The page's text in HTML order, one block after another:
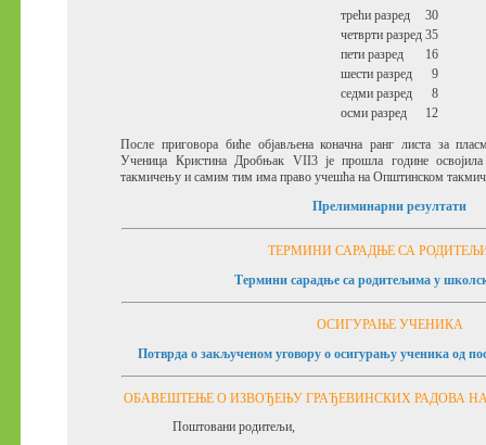
трећи разред
30
четврти разред 35
пети разред
16
шести разред
9
седми разред
8
осми разред
12
После приговора биће објављена коначна ранг листа за
Ученица Кристина Дробњак VII3 је прошла године
такмичењу и самим тим има право учешћа на Општинском
Прелиминарни резултати
ТЕРМИНИ САРАДЊЕ СА
Термини сарадње са родитељима у
ОСИГУРАЊЕ УЧЕНИКА
Потврда о закљученом уговору о осигурању ученика од
ОБАВЕШТЕЊЕ О ИЗВОЂЕЊУ ГРАЂЕВИНСКИХ РАДОВА
Поштовани родитељи,